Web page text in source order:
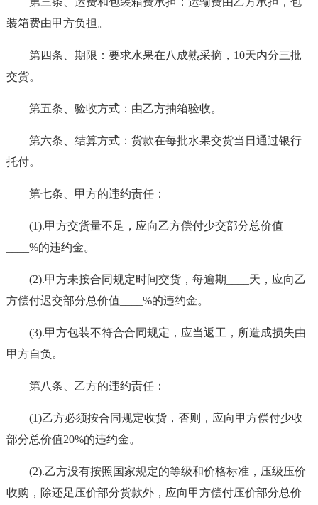
装箱费由甲方负担。
第四条、期限：要求水果在八成熟采摘，10天内分三批
交货。
第五条、验收方式：由乙方抽箱验收。
第六条、结算方式：货款在每批水果交货当日通过银行
托付。
第七条、甲方的违约责任：
(1).甲方交货量不足，应向乙方偿付少交部分总价值
____%的违约金。
(2).甲方未按合同规定时间交货，每逾期____天，应向乙
方偿付迟交部分总价值____%的违约金。
(3).甲方包装不符合合同规定，应当返工，所造成损失由
甲方自负。
第八条、乙方的违约责任：
(1)乙方必须按合同规定收货，否则，应向甲方偿付少收
部分总价值20%的违约金。
(2).乙方没有按照国家规定的等级和价格标准，压级压价
收购，除还足压价部分货款外，应向甲方偿付压价部分总价